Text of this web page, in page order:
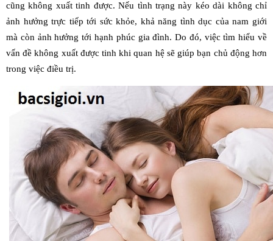
cũng không xuất tinh được. Nếu tình trạng này kéo dài không chỉ
ảnh hưởng trực tiếp tới sức khỏe, khả năng tình dục của nam giới
mà còn ảnh hưởng tới hạnh phúc gia đình. Do đó, việc tìm hiểu về
vấn đề không xuất được tinh khi quan hệ sẽ giúp bạn chủ động hơn
trong việc điều trị.